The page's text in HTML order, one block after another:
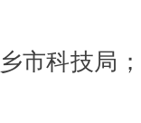
市科技局 ；